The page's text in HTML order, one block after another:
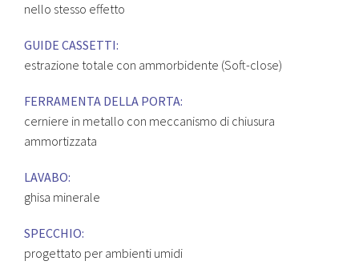
nello stesso effetto
GUIDE CASSETTI:
estrazione totale con ammorbidente (Soft-close)
FERRAMENTA DELLA PORTA:
cerniere in metallo con meccanismo di chiusura
ammortizzata
LAVABO:
ghisa minerale
SPECCHIO:
progettato per ambienti umidi